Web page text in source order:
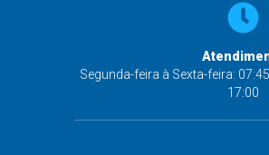
Segunda-feira à Sexta-feira:
17:00